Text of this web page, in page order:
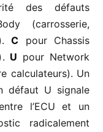
des défauts
(carrosserie,
C pour Chassis
U pour Network
calculateurs). Un
défaut U signale
l’ECU et un
radicalement